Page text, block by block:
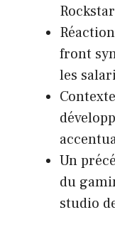
front
les
Un
du
studio